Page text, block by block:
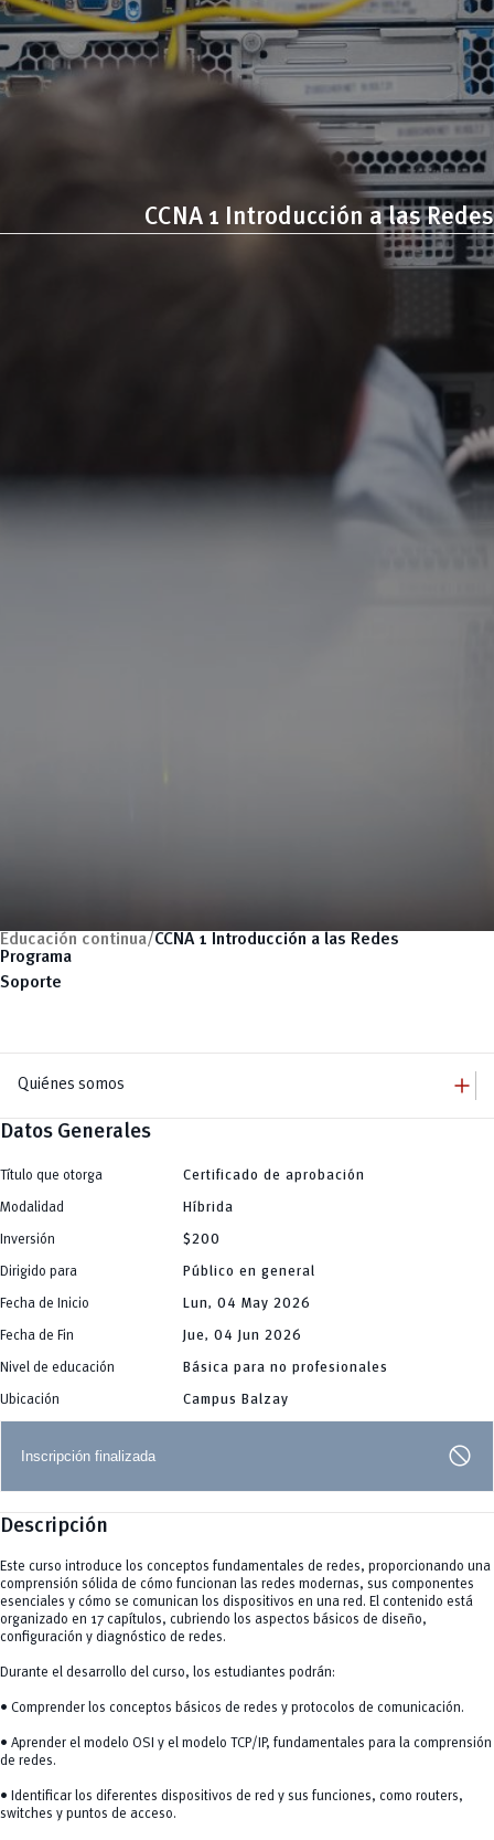
CCNA 1 Introducción a las Redes
Educación continua/CCNA 1 Introducción a las Redes
Programa
Soporte
Quiénes somos add
Quiénes somos
remove
Central
Huayna Cápac
remove
Bienestar Universitario
add
Becas
Servicios
Protocolo especial en casos de violencia
Actividad Física y Deporte
UCuenca en Cifras
remove
Datos Generales
Título que otorga Certificado de aprobación
Modalidad Híbrida
Inversión $200
Dirigido para Público en general
Fecha de Inicio Lun, 04 May 2026
Fecha de Fin Jue, 04 Jun 2026
Nivel de educación Básica para no profesionales
Ubicación Campus Balzay
Inscripción finalizada block
Descripción
Este curso introduce los conceptos fundamentales de redes, proporcionando una
comprensión sólida de cómo funcionan las redes modernas, sus componentes
esenciales y cómo se comunican los dispositivos en una red. El contenido está
organizado en 17 capítulos, cubriendo los aspectos básicos de diseño,
configuración y diagnóstico de redes.
Durante el desarrollo del curso, los estudiantes podrán:
• Comprender los conceptos básicos de redes y protocolos de comunicación.
• Aprender el modelo OSI y el modelo TCP/IP, fundamentales para la comprensión
de redes.
• Identificar los diferentes dispositivos de red y sus funciones, como routers,
switches y puntos de acceso.